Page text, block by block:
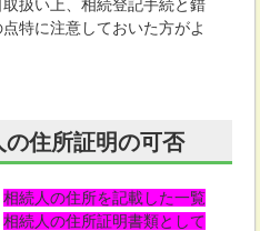
扱い上、相続登記手続と錯
特に注意しておいた方がよ
住所証明の可否
相続人の住所を記載した一覧
相続人の住所証明書類として